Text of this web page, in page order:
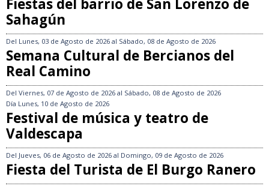
Fiestas del barrio de San Lorenzo de
Sahagún
Del Lunes, 03 de Agosto de 2026 al Sábado, 08 de Agosto de 2026
Semana Cultural de Bercianos del
Real Camino
Del Viernes, 07 de Agosto de 2026 al Sábado, 08 de Agosto de 2026
Día Lunes, 10 de Agosto de 2026
Festival de música y teatro de
Valdescapa
Del Jueves, 06 de Agosto de 2026 al Domingo, 09 de Agosto de 2026
Fiesta del Turista de El Burgo Ranero